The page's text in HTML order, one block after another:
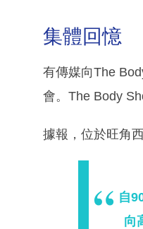
集體回憶
有傳媒向The
會。The Body
據報，位於旺角
自
向